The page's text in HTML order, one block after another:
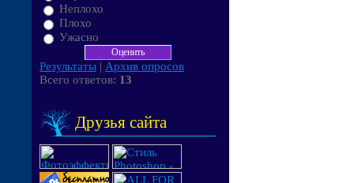
Неплохо
Плохо
Ужасно
Результаты | Архив опросов
Всего ответов: 13
Друзья сайта